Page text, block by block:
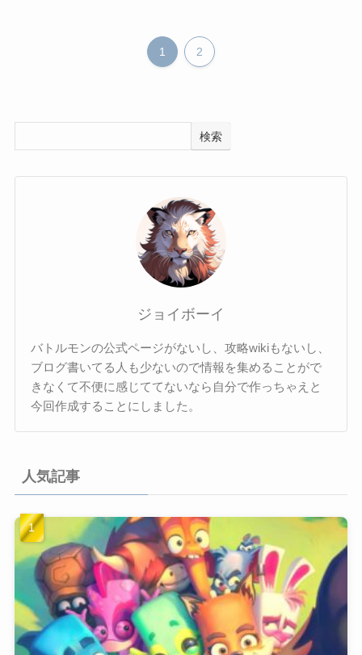
1 2
検索
ジョイボーイ
バトルモンの公式ページがないし、攻略wikiもないし、
ブログ書いてる人も少ないので情報を集めることがで
きなくて不便に感じててないなら自分で作っちゃえと
今回作成することにしました。
人気記事